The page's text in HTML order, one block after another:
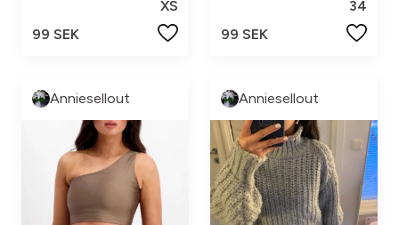
XS
99 SEK
34
99 SEK
Anniesellout Anniesellout